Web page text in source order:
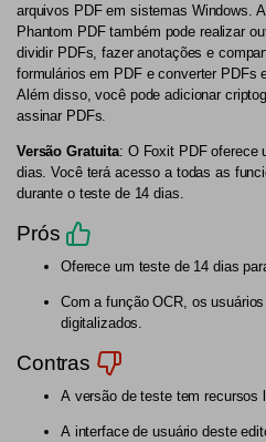
arquivos PDF em sistemas Windows.
Phantom PDF também pode realizar
dividir PDFs, fazer anotações e
formulários em PDF e converter PDFs
Além disso, você pode adicionar
assinar PDFs.
Versão Gratuita: O Foxit PDF oferece
dias. Você terá acesso a todas as
durante o teste de 14 dias.
Prós
Oferece um teste de 14 dias
Com a função OCR, os
digitalizados.
Contras
A versão de teste tem recursos
A interface de usuário deste